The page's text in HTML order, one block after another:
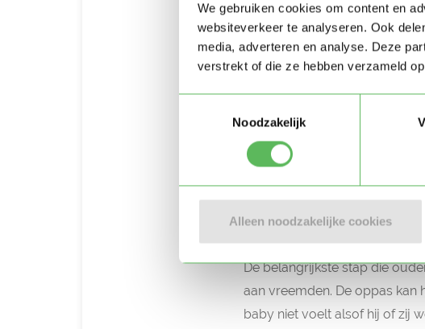
We gebruiken cookies om content en
websiteverkeer te analyseren. Ook
media, adverteren en analyse. Deze
verstrekt of die ze hebben verzameld
Noodzakelijk
Alleen noodzakelijke cookies
Dat het een enorme stap is in
om mee om te gaan. Vooral
samengaan met een
Gelukkig zijn er wel manieren
mogelijk te maken. We
beperken.
Wenperiode voor de
De belangrijkste stap die
aan vreemden. De oppas
baby niet voelt alsof hij of zij